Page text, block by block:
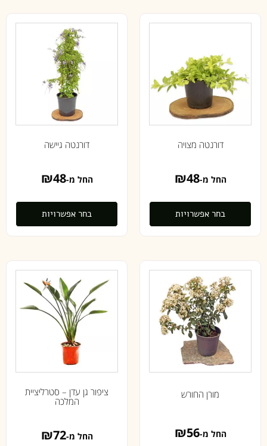
דורנטה מצויה
החל מ- ₪48
בחר אפשרויות
דורנטה גיישה
החל מ- ₪48
בחר אפשרויות
מורן החורש
החל מ- ₪56
ציפור גן עדן – סטרליציית
המלכה
החל מ- ₪72